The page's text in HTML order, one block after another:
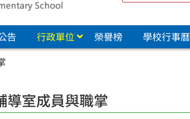
告 行政單位 榮譽榜 學校行事曆
導室成員與職掌